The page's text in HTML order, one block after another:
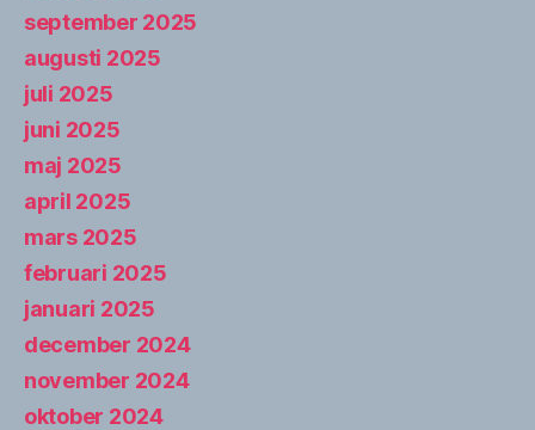
september 2025
augusti 2025
juli 2025
juni 2025
maj 2025
april 2025
mars 2025
februari 2025
januari 2025
december 2024
november 2024
oktober 2024